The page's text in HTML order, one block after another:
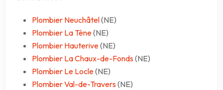
Plombier Neuchâtel(NE)
Plombier La Tène(NE)
Plombier Hauterive(NE)
Plombier La Chaux-de-Fonds(NE)
Plombier Le Locle(NE)
Plombier Val-de-Travers(NE)